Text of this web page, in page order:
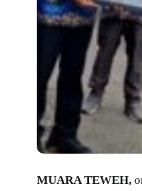
MUARA TEWEH,